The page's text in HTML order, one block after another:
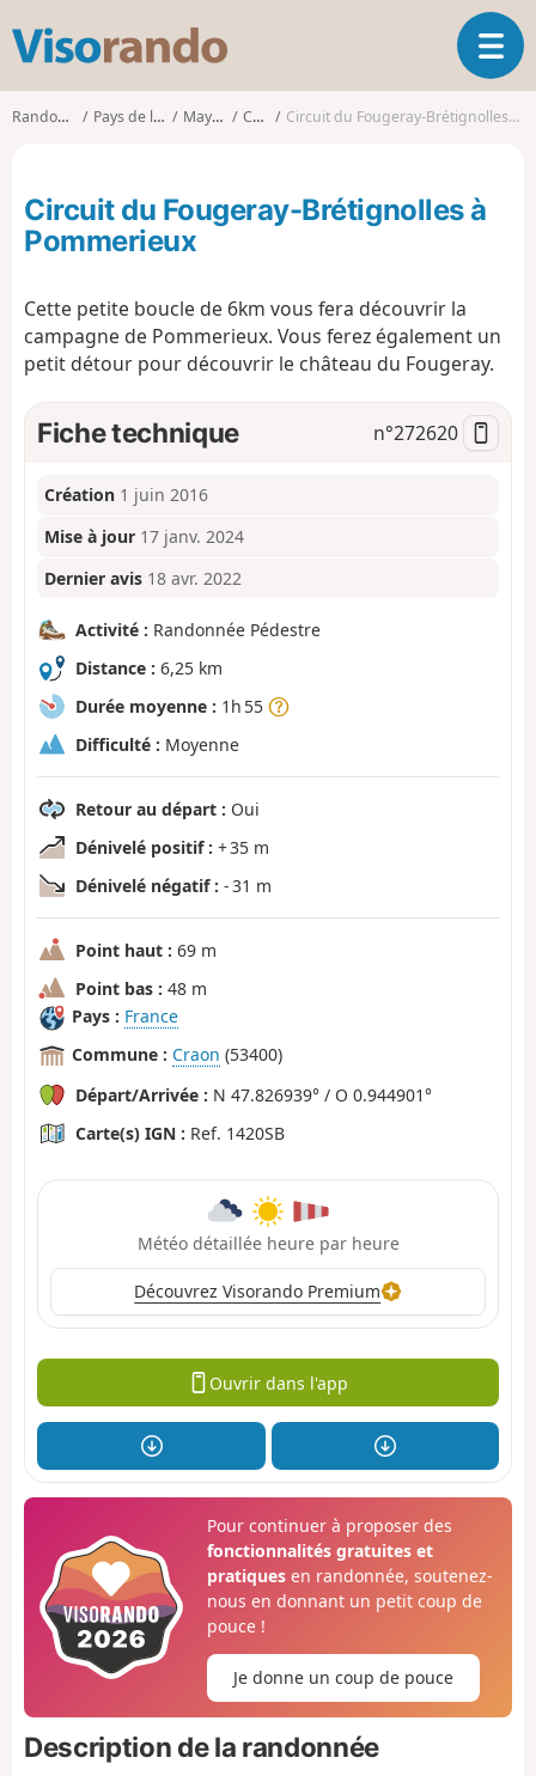
s
o
d
O
u
v
i
g
t
o
Randonnées Pays de la Loire Mayenne Craon Circuit du Fougeray-Brétignolles à Pommerieux
Circuit du Fougeray-Brétignolles à
Pommerieux
Cette petite boucle de 6km vous fera découvrir la
campagne de Pommerieux. Vous ferez également un
petit détour pour découvrir le château du Fougeray.
Fiche technique n°272620
Création 1 juin 2016
Mise à jour 17 janv. 2024
Dernier avis 18 avr. 2022
Activité : Randonnée Pédestre
Distance : 6,25 km
Durée moyenne : 1h 55
Difficulté : Moyenne
Retour au départ : Oui
Dénivelé positif : + 35 m
Dénivelé négatif : - 31 m
Point haut : 69 m
Point bas : 48 m
Pays : France
Commune : Craon (53400)
Départ/Arrivée : N 47.826939° / O 0.944901°
Carte(s) IGN : Ref. 1420SB
Météo détaillée heure par heure
Découvrez Visorando Premium
Ouvrir dans l'app
Pour continuer à proposer des
fonctionnalités gratuites et
pratiquesen randonnée, soutenez-
nous en donnant un petit coup de
pouce !
Je donne un coup de pouce
Description de la randonnée